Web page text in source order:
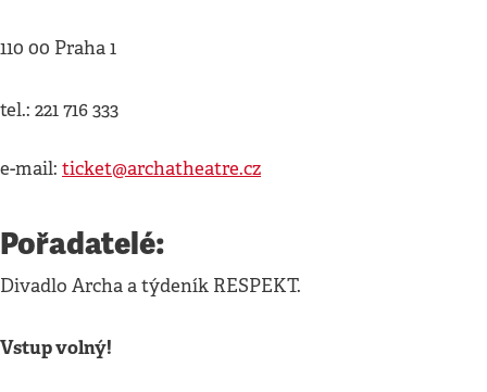
110 00 Praha 1
tel.: 221 716 333
e-mail: ticket@archatheatre.cz
Pořadatelé:
Divadlo Archa a týdeník RESPEKT.
Vstup volný!